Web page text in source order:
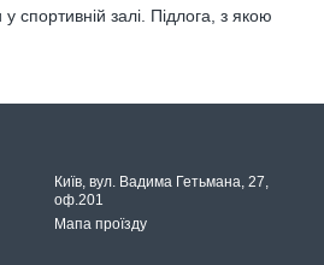
спортивній залі. Підлога, з якою
Київ, вул. Вадима Гетьмана, 27,
оф.201
Мапа проїзду